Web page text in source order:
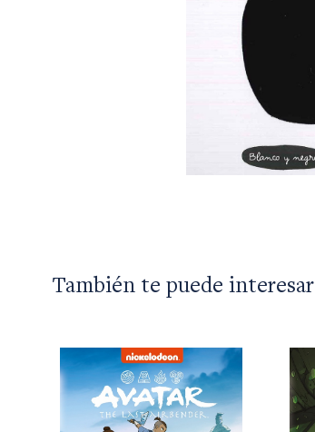
También te puede interesar